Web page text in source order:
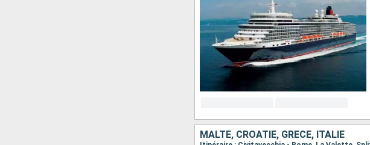
MALTE, CROATIE, GRÈCE, ITALIE